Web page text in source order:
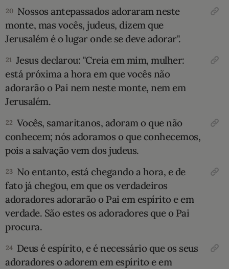
20 Nossos antepassados adoraram neste
monte, mas vocês, judeus, dizem que
Jerusalém é o lugar onde se deve adorar".
21 Jesus declarou: "Creia em mim, mulher:
está próxima a hora em que vocês não
adorarão o Pai nem neste monte, nem em
Jerusalém.
22 Vocês, samaritanos, adoram o que não
conhecem; nós adoramos o que conhecemos,
pois a salvação vem dos judeus.
23 No entanto, está chegando a hora, e de
fato já chegou, em que os verdadeiros
adoradores adorarão o Pai em espírito e em
verdade. São estes os adoradores que o Pai
procura.
24 Deus é espírito, e é necessário que os seus
adoradores o adorem em espírito e em